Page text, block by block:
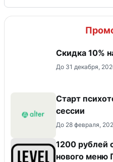
Скидка 10%
До 31 декабря,
Старт
сессии
До 28 февраля,
​1200 рублей
нового меню